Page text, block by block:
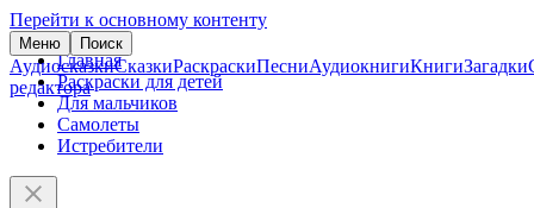
Перейти к основному контенту
Меню Поиск
АудиосказкиСказкиРаскраскиПесниАудиокнигиКнигиЗагадки
редактора
Главная
Раскраски для детей
Для мальчиков
Самолеты
Истребители